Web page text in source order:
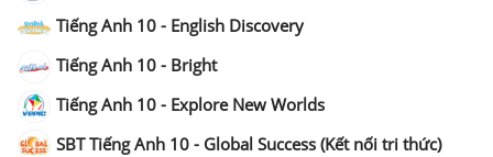
Tiếng Anh 10 - English Discovery
Tiếng Anh 10 - Bright
Tiếng Anh 10 - Explore New Worlds
SBT Tiếng Anh 10 - Global Success (Kết nối tri thức)